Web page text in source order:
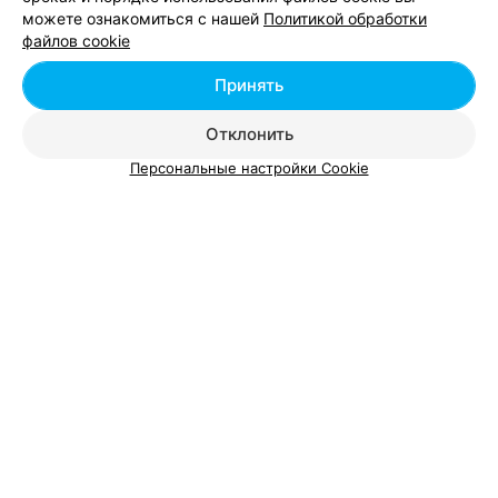
исследования, а также ознакомиться с отзывами на
клиники. По подсчетам специалистов, анализ на вич в
Минске является одним из самых востребованных.
Добавить компанию
можете ознакомиться с нашей Политикой обработки
файлов cookie
Отклонить
Принять
Персональные настройки Cookie